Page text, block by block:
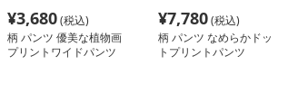
¥3,680(税込)
柄 パンツ 優美な植物画
プリントワイドパンツ
¥7,780(税込)
柄 パンツ なめらかドッ
トプリントパンツ